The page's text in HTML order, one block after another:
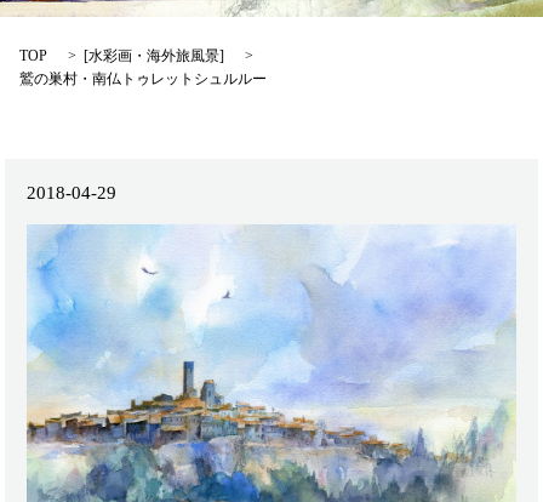
TOP [水彩画・海外旅風景]
鷲の巣村・南仏トゥレットシュルルー
2018-04-29